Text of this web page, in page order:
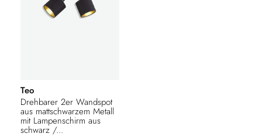
Teo
Drehbarer 2er Wandspot
aus mattschwarzem Metall
mit Lampenschirm aus
schwarz /...